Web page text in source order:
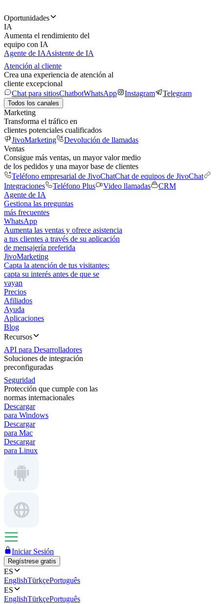
Oportunidades
IA
Aumenta el rendimiento del
equipo con IA
Agente de IAAsistente de IA
Atención al cliente
Crea una experiencia de atención al
cliente excepcional
Chat para sitiosChatbotWhatsApp Instagram Telegram
Todos los canales
Marketing
Transforma el tráfico en
clientes potenciales cualificados
JivoMarketing
Devolución de llamadas
Ventas
Consigue más ventas, un mayor valor medio
de los pedidos y una mayor base de clientes
Teléfono empresarial de JivoChatChat de equipos de JivoChat
Integraciones
Teléfono Plus Video llamadas
CRM
Agente de IA
Gestiona las preguntas
más frecuentes
WhatsApp
Aumenta las ventas y ofrece asistencia
a tus clientes a través de su aplicación
de mensajería preferida
JivoMarketing
Capta la atención de tus visitantes:
capta su interés antes de que se
vayan
Precios
Afiliados
Ayuda
Aplicaciones
Blog
Recursos
API para Desarrolladores
Soluciones de integración
preconfiguradas
Seguridad
Protección que cumple con las
normas internacionales
Descargar
para Windows
Descargar
para Mac
Descargar
para Linux
Iniciar Sesión
Regístrese gratis
ES
EnglishTürkçePortuguês
ES
EnglishTürkçePortuguês